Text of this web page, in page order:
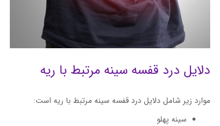
دلایل درد قفسه سینه مرتبط با ریه
موارد زیر شامل دلایل درد قفسه سینه مرتبط با ریه است:
سینه پهلو